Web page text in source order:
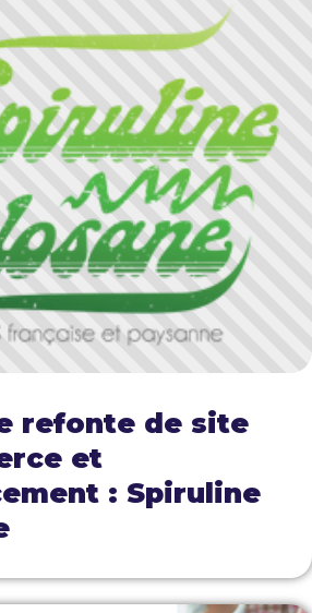
refonte de site
et
: Spiruline